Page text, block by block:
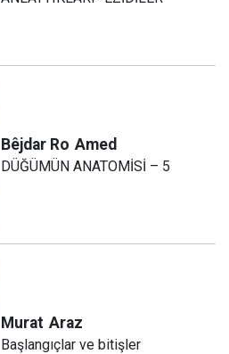
Bêjdar Ro Amed
DÜĞÜMÜN ANATOMİSİ – 5
Murat Araz
Başlangıçlar ve bitişler